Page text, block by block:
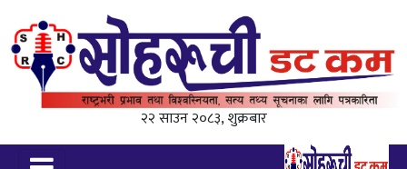
२२ साउन २०८३, शुक्रबार